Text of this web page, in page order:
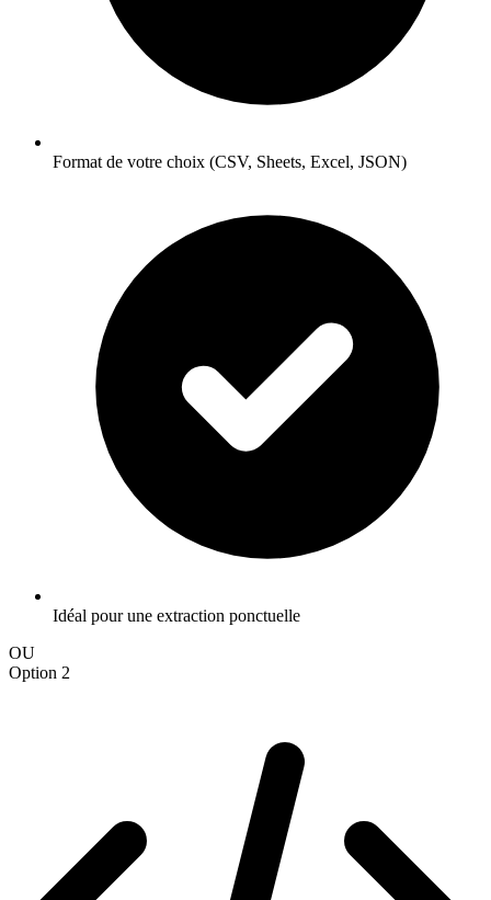
Format de votre choix (CSV, Sheets, Excel, JSON)
Idéal pour une extraction ponctuelle
OU
Option 2